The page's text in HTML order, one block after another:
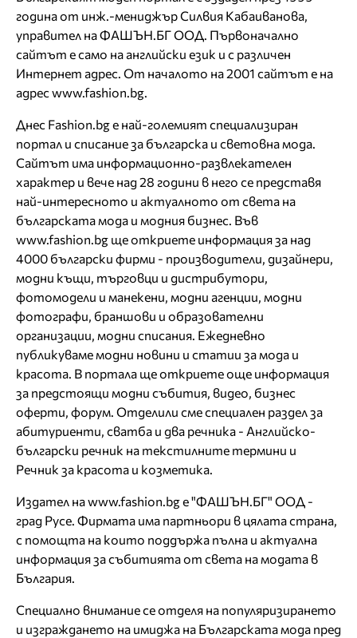
година от инж.-мениджър Силвия Кабаиванова,
управител на ФАШЪН.БГ ООД. Първоначално
сайтът е само на английски език и с различен
Интернет адрес. От началото на 2001 сайтът е на
адрес www.fashion.bg.
Днес Fashion.bg е най-големият специализиран
портал и списание за българска и световна мода.
Сайтът има информационно-развлекателен
характер и вече над 28 години в него се представя
най-интересното и актуалното от света на
българската мода и модния бизнес. Във
www.fashion.bg ще откриете информация за над
4000 български фирми - производители, дизайнери,
модни къщи, търговци и дистрибутори,
фотомодели и манекени, модни агенции, модни
фотографи, браншови и образователни
организации, модни списания. Ежедневно
публикувамемодни новини и статии замода и
красота. В портала ще откриете още информация
за предстоящи модни събития, видео, бизнес
оферти, форум. Отделили сме специален раздел за
абитуриенти, сватба и два речника - Английско-
български речник на текстилните термини и
Речник за красота и козметика.
Издател на www.fashion.bg е "ФАШЪН.БГ" ООД -
град Русе. Фирмата има партньори в цялата страна,
с помощта на които поддържа пълна и актуална
информация за събитията от света на модата в
България.
Специално внимание се отделя на популяризирането
и изграждането на имиджа на Българската мода пред